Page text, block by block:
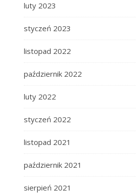
luty 2023
styczeń 2023
listopad 2022
październik 2022
luty 2022
styczeń 2022
listopad 2021
październik 2021
sierpień 2021